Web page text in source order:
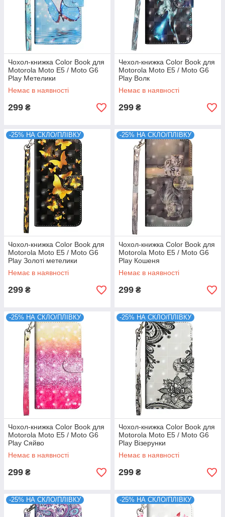
Чохол-книжка Color Book для
Motorola Moto E5 / Moto G6
Play Метелики
Немає в наявності
299 ₴
Чехол-книжка Color Book для
Motorola Moto E5 / Moto G6
Play Волк
Немає в наявності
299 ₴
-25% НА СКЛО/ПЛІВКУ
Чохол-книжка Color Book для
Motorola Moto E5 / Moto G6
Play Золоті метелики
Немає в наявності
299 ₴
-25% НА СКЛО/ПЛІВКУ
Чохол-книжка Color Book для
Motorola Moto E5 / Moto G6
Play Кошеня
Немає в наявності
299 ₴
-25% НА СКЛО/ПЛІВКУ
Чохол-книжка Color Book для
Motorola Moto E5 / Moto G6
Play Сяйво
Немає в наявності
299 ₴
-25% НА СКЛО/ПЛІВКУ
Чохол-книжка Color Book для
Motorola Moto E5 / Moto G6
Play Візерунки
Немає в наявності
299 ₴
-25% НА СКЛО/ПЛІВКУ -25% НА СКЛО/ПЛІВКУ